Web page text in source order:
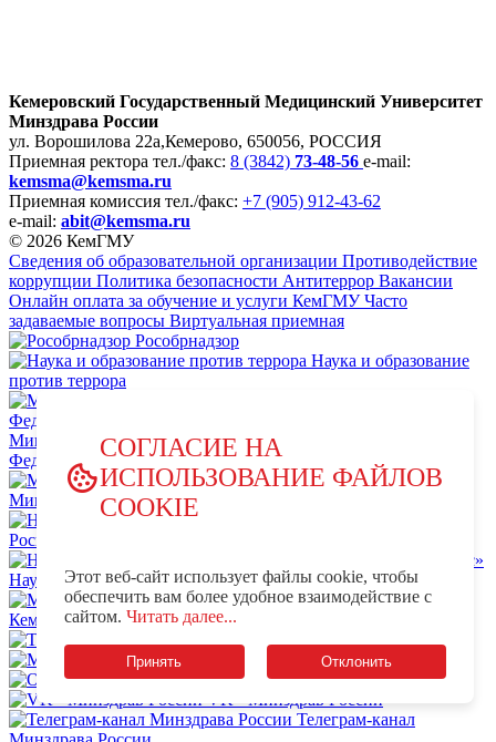
Кемеровский Государственный Медицинский Университет
Минздрава России
ул. Ворошилова 22а,Кемерово, 650056, РОССИЯ
Приемная ректора тел./факс: 8 (3842) 73-48-56 e-mail:
kemsma@kemsma.ru
Приемная комиссия тел./факс: +7 (905) 912-43-62
e-mail: abit@kemsma.ru
© 2026 КемГМУ
Сведения об образовательной организации Противодействие
коррупции Политика безопасности Антитеррор Вакансии
Онлайн оплата за обучение и услуги КемГМУ Часто
задаваемые вопросы Виртуальная приемная
Рособрнадзор
Наука и образование
против террора
Министерство науки и высшего образования Российской
Федерации
Министерство просвещения Российской Федерации
НЦПТИ.РФ
Роспотребнадзор
Научно-образовательный центр мирового уровня «Кузбасс»
MAX - КемГМУ
VK -
КемГМУ
OK - КемГМУ
Минздрав России
OK - Минздрав России
VK - Минздрав России
Телеграм-канал
СОГЛАСИЕ НА
ИСПОЛЬЗОВАНИЕ ФАЙЛОВ
COOKIE
Этот веб-сайт использует файлы cookie, чтобы
обеспечить вам более удобное взаимодействие с
сайтом. Читать далее...
Принять Отклонить